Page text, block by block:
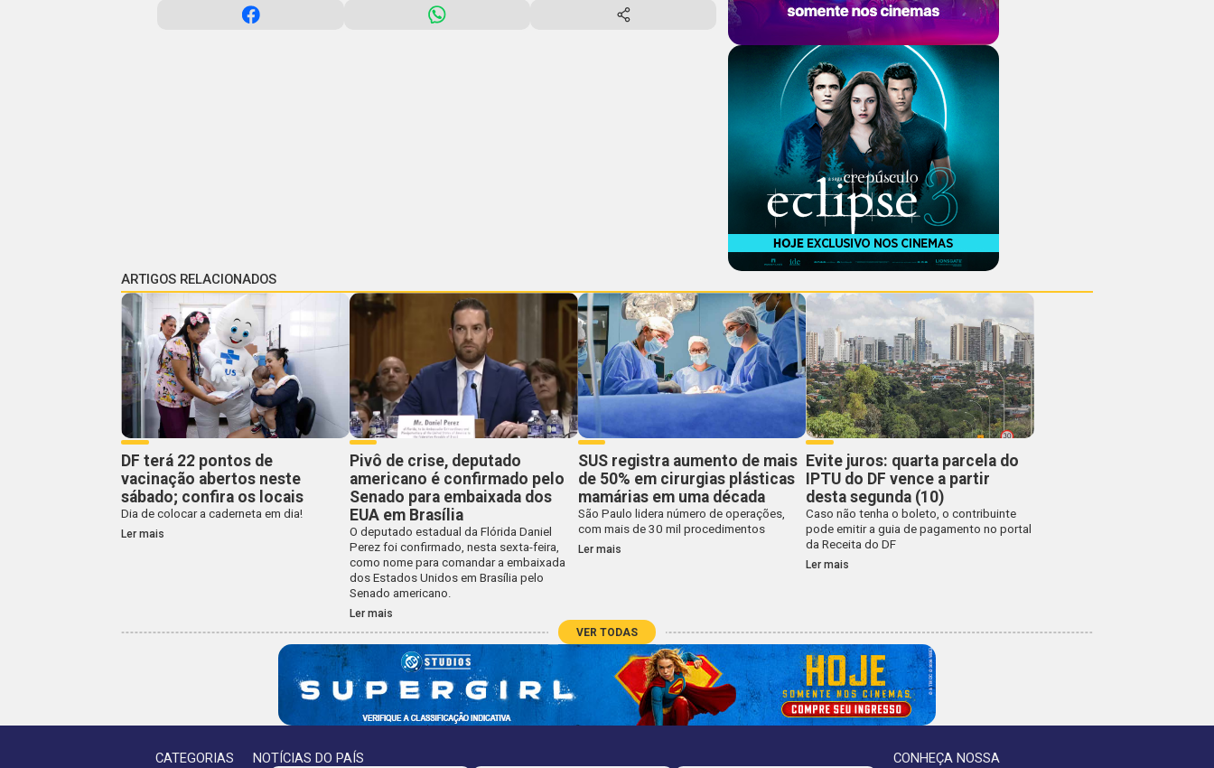
ARTIGOS RELACIONADOS
DF terá 22 pontos de
vacinação abertos neste
sábado; confira os locais
Dia de colocar a caderneta em dia!
Ler mais
Pivô de crise, deputado
americano é confirmado pelo
Senado para embaixada dos
EUA em Brasília
O deputado estadual da Flórida Daniel
Perez foi confirmado, nesta sexta-feira,
como nome para comandar a embaixada
dos Estados Unidos em Brasília pelo
Senado americano.
Ler mais
SUS registra aumento de mais
de 50% em cirurgias plásticas
mamárias em uma década
São Paulo lidera número de operações,
com mais de 30 mil procedimentos
Ler mais
Evite juros: quarta parcela do
IPTU do DF vence a partir
desta segunda (10)
Caso não tenha o boleto, o contribuinte
pode emitir a guia de pagamento no portal
da Receita do DF
Ler mais
VER TODAS
CATEGORIAS NOTÍCIAS DO PAÍS
CONHEÇA NOSSA